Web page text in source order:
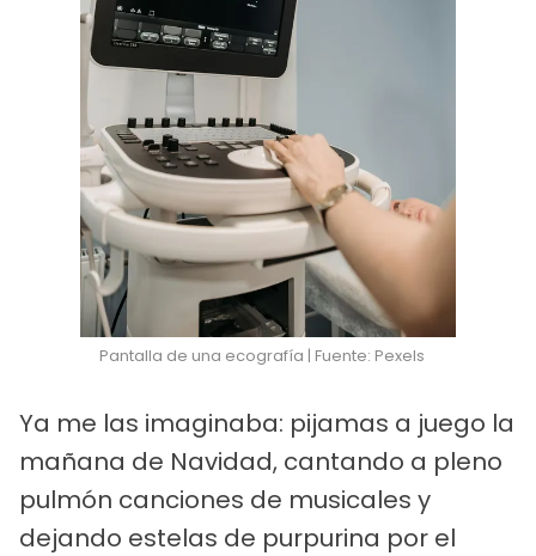
Pantalla de una ecografía | Fuente: Pexels
Ya me las imaginaba: pijamas a juego la
mañana de Navidad, cantando a pleno
pulmón canciones de musicales y
dejando estelas de purpurina por el